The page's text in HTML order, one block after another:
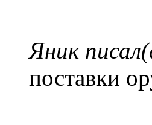
Яник
поставки